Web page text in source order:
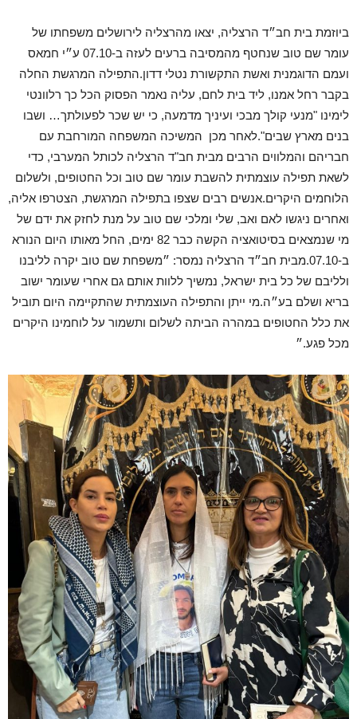
ביוזמת בית חב״ד הרצליה, יצאו מהרצליה לירושלים משפחתו של
עומר שם טוב שנחטף מהמסיבה ברעים לעזה ב-07.10 ע״י חמאס
ועמם הדוגמנית ואשת התקשורת נטלי דדון.התפילה המרגשת החלה
בקבר רחל אמנו, ליד בית לחם, עליה נאמר הפסוק הכל כך רלוונטי
לימינו "מנעי קולך מבכי ועיניך מדמעה, כי יש שכר לפעולתך… ושבו
בנים מארץ שבים".לאחר מכן המשיכה המשפחה המורחבת עם
חבריהם והמלווים הרבים מבית חב"ד הרצליה לכותל המערבי, כדי
לשאת תפילה עוצמתית להשבת עומר שם טוב וכל החטופים, ולשלום
הלוחמים היקרים.אנשים רבים שצפו בתפילה המרגשת, הצטרפו אליה,
ואחרים ניגשו לאם ואב, שלי ומלכי שם טוב על מנת לחזק את ידם של
מי שנמצאים בסיטואציה הקשה כבר ימים, החל מאותו היום הנורא
ב-07.10. מבית חב״ד הרצליה נמסר: ״משפחת שם טוב יקרה לליבנו
ולליבם של כל בית ישראל, נמשיך ללוות אותם גם אחרי שעומר ישוב
בריא ושלם בע״ה.מי ייתן והתפילה העוצמתית שהתקיימה היום תוביל
את כלל החטופים במהרה הביתה לשלום ותשמור על לוחמינו היקרים
מכל פגע.״